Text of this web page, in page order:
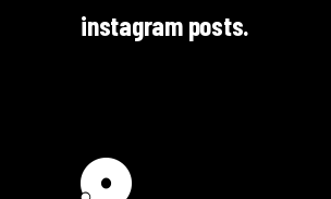
instagram posts.